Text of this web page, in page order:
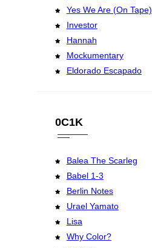
Yes We Are (on Tape)
Investor
Hannah
Mockumentary
Eldorado Escapado
0C1K
Balea The Scarleg
Babel 1-3
Berlin Notes
Urael Yamato
Lisa
Why Color?